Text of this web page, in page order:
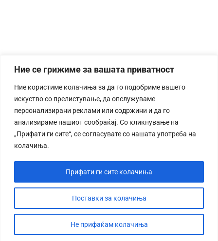
Ние се грижиме за вашата приватност
Ние користиме колачиња за да го подобриме вашето
искуство со прелистување, да опслужуваме
персонализирани реклами или содржини и да го
анализираме нашиот сообраќај. Со кликнување на
„Прифати ги сите“, се согласувате со нашата употреба на
колачиња.
Поставки за колачиња
Не прифаќам колачиња
Прифати ги сите колачиња